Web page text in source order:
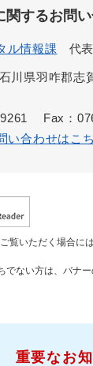
関するお問
ル情報課 代表
川県羽咋郡志
Fax：
い合わせはこ
覧いただく場合に
でない方は、バナ
重要なお